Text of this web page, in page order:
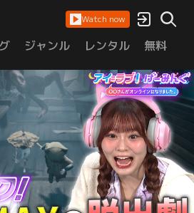
Watch now
ジャンル レンタル 無料